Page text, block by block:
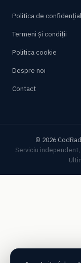
Politica de
Termeni și condiții
Politica cookie
Despre noi
Contact
© 2026
Serviciu